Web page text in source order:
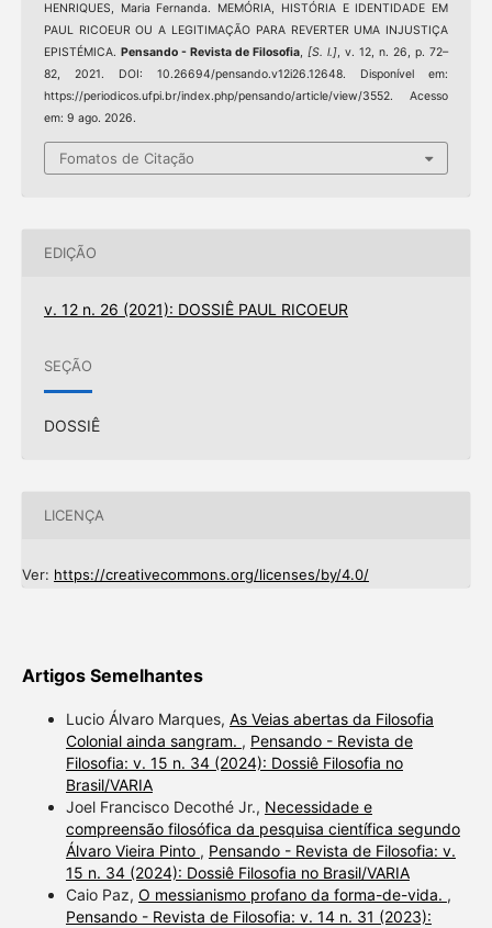
HENRIQUES, Maria Fernanda. MEMÓRIA, HISTÓRIA E IDENTIDADE EM
PAUL RICOEUR OU A LEGITIMAÇÃO PARA REVERTER UMA INJUSTIÇA
EPISTÉMICA. Pensando - Revista de Filosofia,[S. l.], v. 12, n. 26, p. 72–
82, 2021. DOI: 10.26694/pensando.v12i26.12648. Disponível em:
https://periodicos.ufpi.br/index.php/pensando/article/view/3552. Acesso
em: 9 ago. 2026.
Fomatos de Citação
EDIÇÃO
v. 12 n. 26 (2021): DOSSIÊ PAUL RICOEUR
SEÇÃO
DOSSIÊ
LICENÇA
Ver: https://creativecommons.org/licenses/by/4.0/
Artigos Semelhantes
Lucio Álvaro Marques, As Veias abertas da Filosofia
Colonial ainda sangram. , Pensando - Revista de
Filosofia: v. 15 n. 34 (2024): Dossiê Filosofia no
Brasil/VARIA
Joel Francisco Decothé Jr., Necessidade e
compreensão filosófica da pesquisa científica segundo
Álvaro Vieira Pinto , Pensando - Revista de Filosofia: v.
15 n. 34 (2024): Dossiê Filosofia no Brasil/VARIA
Caio Paz, O messianismo profano da forma-de-vida. ,
Pensando - Revista de Filosofia: v. 14 n. 31 (2023):